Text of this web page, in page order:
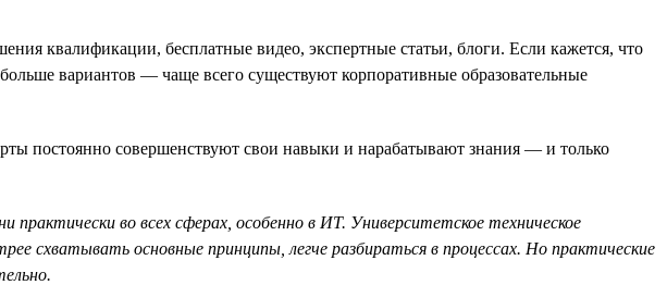
квалификации, бесплатные видео, экспертные статьи, блоги. Если кажется, что
вариантов — чаще всего существуют корпоративные образовательные
постоянно совершенствуют свои навыки и нарабатывают знания — и только
во всех сферах, особенно в ИТ. Университетское техническое
схватывать основные принципы, легче разбираться в процессах. Но практические